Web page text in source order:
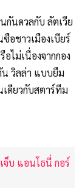
กันดวลกับ ลัตเวีย
อชาวเมืองเบียร์
ไม่เนื่องจากกอง
วิลล่า แบบยืม
ดียวกับสตาร์ทีม
จ็บ แอนโธนี่ กอร์